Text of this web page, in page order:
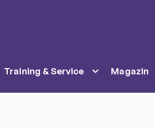
Training & Service Magazin